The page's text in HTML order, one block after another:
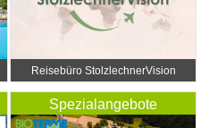
Reisebüro StolzlechnerVision
Spezialangebote